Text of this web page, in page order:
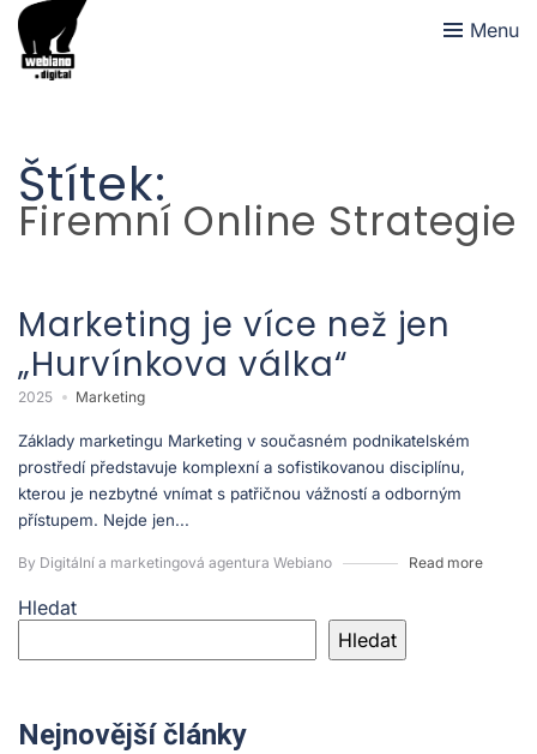
Menu
Štítek:
Firemní Online Strategie
Marketing je více než jen
„Hurvínkova válka“
2025 Marketing
Základy marketingu Marketing v současném podnikatelském
prostředí představuje komplexní a sofistikovanou disciplínu,
kterou je nezbytné vnímat s patřičnou vážností a odborným
přístupem. Nejde jen...
By Digitální a marketingová agentura Webiano Read more
Hledat
Hledat
Nejnovější články